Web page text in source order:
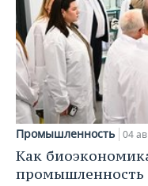
Промышленность 04
Как
промышленность